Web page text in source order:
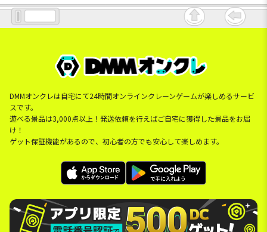
DMMオンクレは自宅にて24時間オンラインクレーンゲームが楽しめるサービ
スです。
遊べる景品は3,000点以上！発送依頼を行えばご自宅に獲得した景品をお届
け！
ゲット保証機能があるので、初心者の方でも安心して楽しめます。